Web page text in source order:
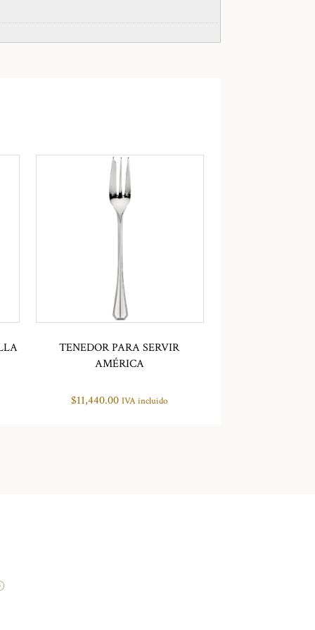
TENEDOR PARA SERVIR
AMÉRICA
$11,440.00 IVA incluido